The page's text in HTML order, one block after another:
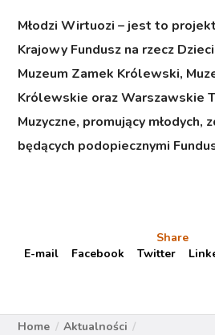
Młodzi Wirtuozi – jest to
Krajowy Fundusz na rzecz
Muzeum Zamek Królewski,
Królewskie oraz Warszawskie
Muzyczne, promujący młodych,
będących podopiecznymi
Share
E-mail
Facebook Twitter
Home
Aktualności